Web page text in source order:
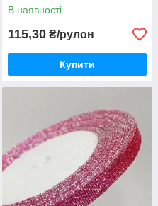
В наявності
115,30 ₴/рулон
Купити